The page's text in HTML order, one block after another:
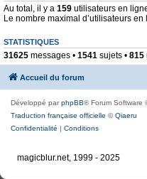
Au total, il y a 159 utilisateurs en
Le nombre maximal d’utilisateurs
STATISTIQUES
31625 messages • 1541 sujets • 815
Accueil du forum
Développé parphpBB® Forum Software
Traduction française officielle ©Qiaeru
Confidentialité | Conditions
magicblur.net, 1999 - 2025